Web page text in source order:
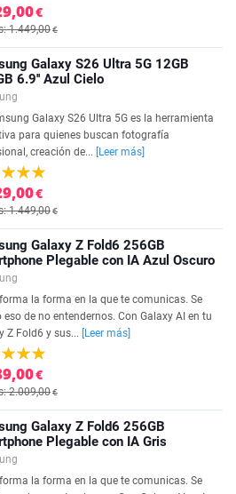
€
1.449,00€
Galaxy S26 Ultra 5G 12GB
6.9'' Azul Cielo
Galaxy S26 Ultra 5G es la herramienta
para quienes buscan fotografía
creación de...
[Leer más]
€
1.449,00€
Galaxy Z Fold6 256GB
Plegable con IA Azul Oscuro
la forma en la que te comunicas. Se
eso de no entendernos. Con Galaxy AI en tu
Z Fold6 y sus...
[Leer más]
€
2.009,00€
Galaxy Z Fold6 256GB
Plegable con IA Gris
la forma en la que te comunicas. Se